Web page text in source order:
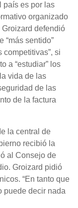
país es por las
organizado
defendió
“más sentido”
competitivas”, si
a “estudiar” los
vida de las
de las
de la factura
la central de
recibió la
al Consejo de
Groizard pidió
“En tanto que
puede decir nada